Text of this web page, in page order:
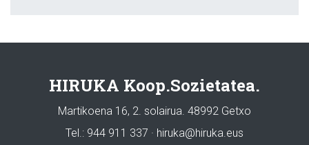
HIRUKA Koop.Sozietatea.
Martikoena 16, 2. solairua. 48992 Getxo
Tel.: 944 911 337 · hiruka@hiruka.eus